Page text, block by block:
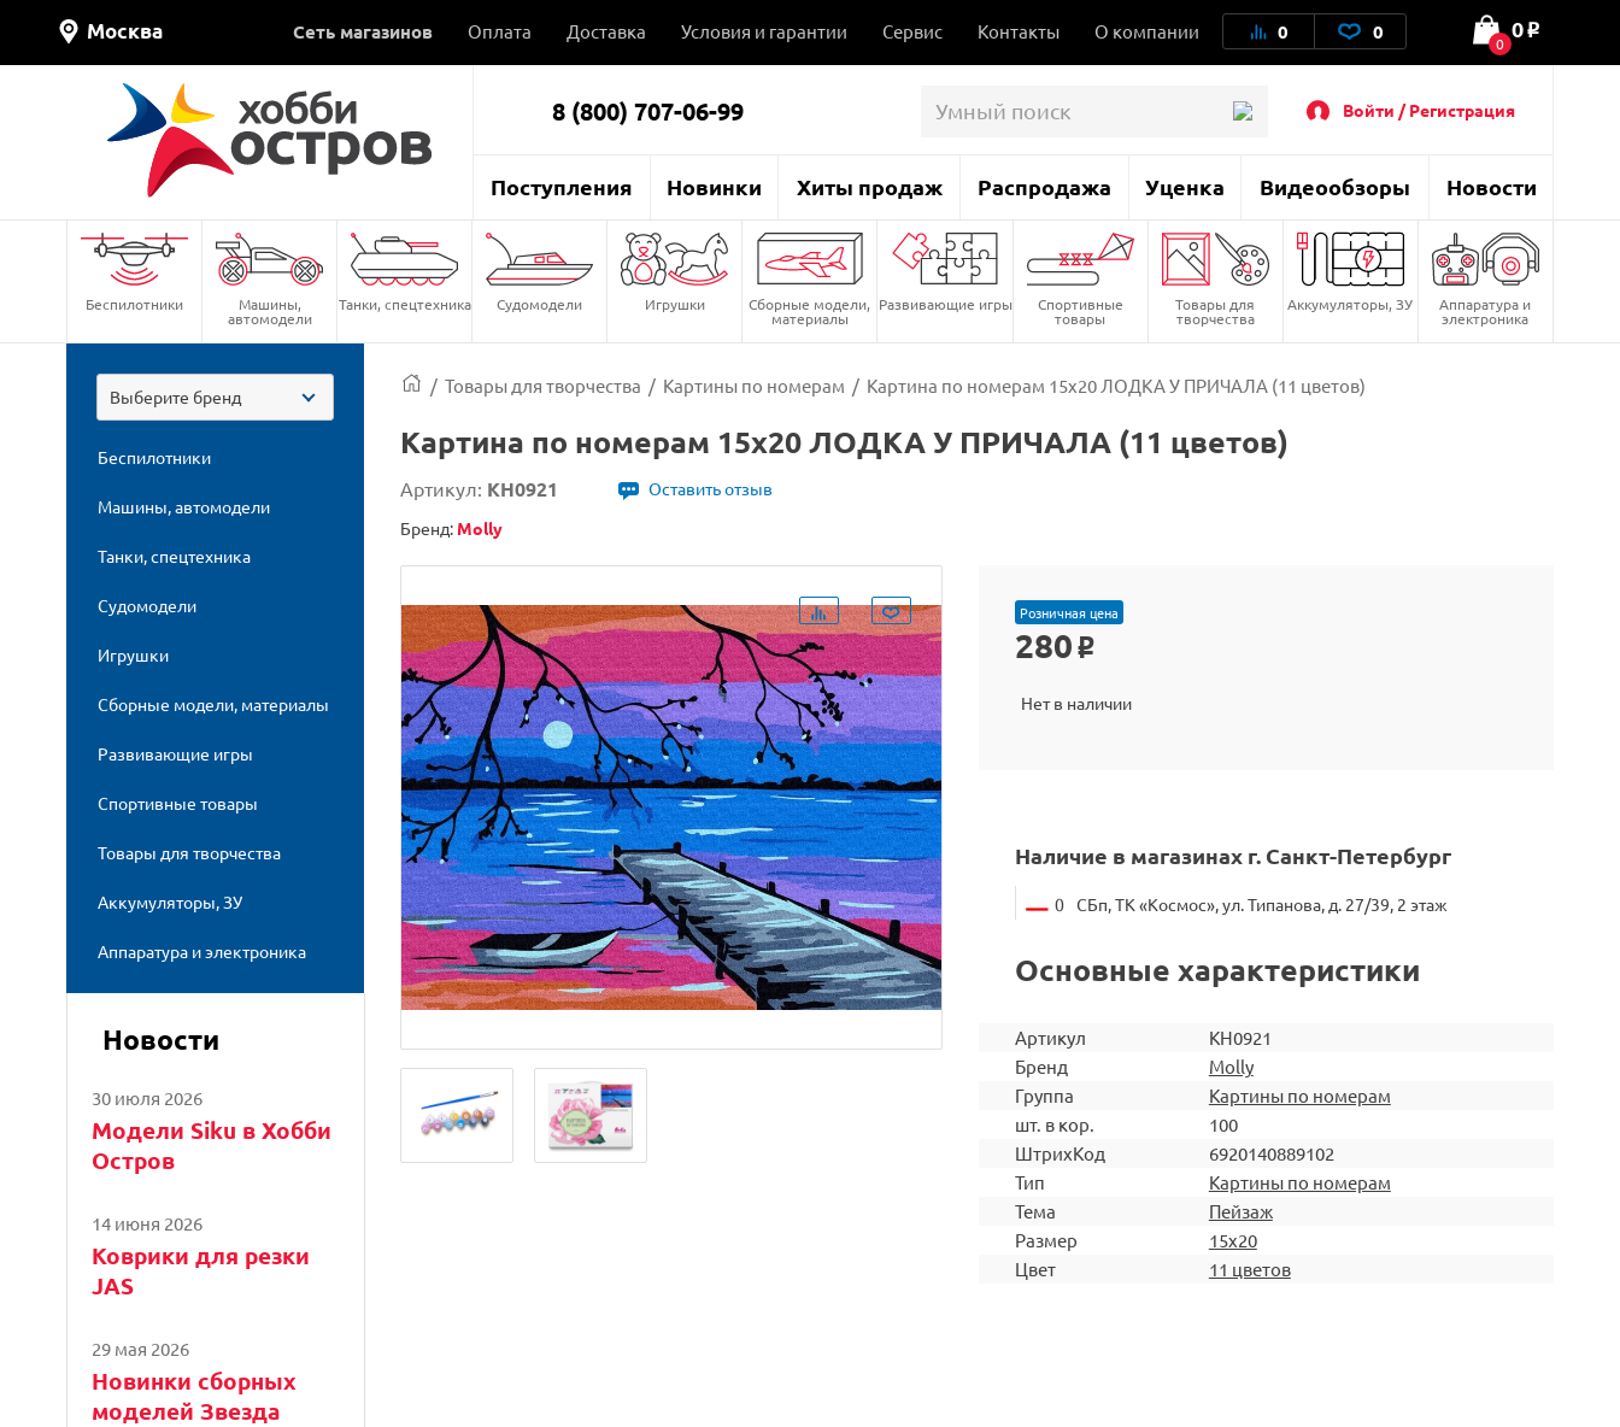
Москва Сеть магазинов Оплата Доставка Условия и гарантии Сервис Контакты О компании 0 0 0
0 o
8 (800) 707-06-99 Войти / Регистрация
Поступления Новинки Хиты продаж Распродажа Уценка Видеообзоры Новости
Беспилотники Машины,
автомодели
Танки, спецтехника Судомодели Игрушки Сборные модели,
материалы
Развивающие игры Спортивные
товары
Товары для
творчества
Аккумуляторы, ЗУ Аппаратура и
электроника
Выберите бренд
Беспилотники
Машины, автомодели
Танки, спецтехника
Судомодели
Игрушки
Сборные модели, материалы
Развивающие игры
Спортивные товары
Товары для творчества
Аккумуляторы, ЗУ
Аппаратура и электроника
Новости
30 июля 2026
Модели Siku в Хобби
Остров
14 июня 2026
Коврики для резки
JAS
29 мая 2026
Новинки сборных
моделей Звезда
/ Товары для творчества / Картины по номерам / Картина по номерам 15х20 ЛОДКА У ПРИЧАЛА (11 цветов)
Картина по номерам 15х20 ЛОДКА У ПРИЧАЛА (11 цветов)
Артикул: KH0921
Оставить отзыв
Бренд: Molly
Розничная цена
280 o
Нет в наличии
Наличие в магазинах г. Санкт-Петербург
0 СБп, ТК «Космос», ул. Типанова, д. 27/39, 2 этаж
Основные характеристики
Артикул
KH0921
Бренд
Molly
Группа
Картины по номерам
шт. в кор.
100
ШтрихКод
6920140889102
Тип
Картины по номерам
Тема
Пейзаж
Размер
15х20
Цвет
11 цветов